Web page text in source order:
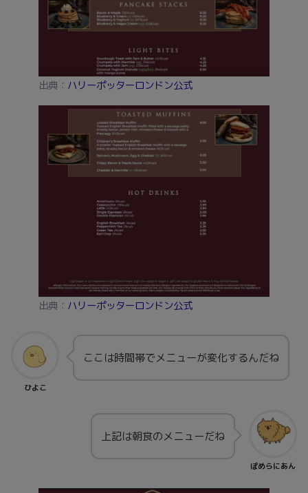
出典： ハリーポッターロンドン公式
出典： ハリーポッターロンドン公式
ひよこ
ここは時間帯でメニューが変化するんだね
ぽめらにあん
上記は朝食のメニューだね